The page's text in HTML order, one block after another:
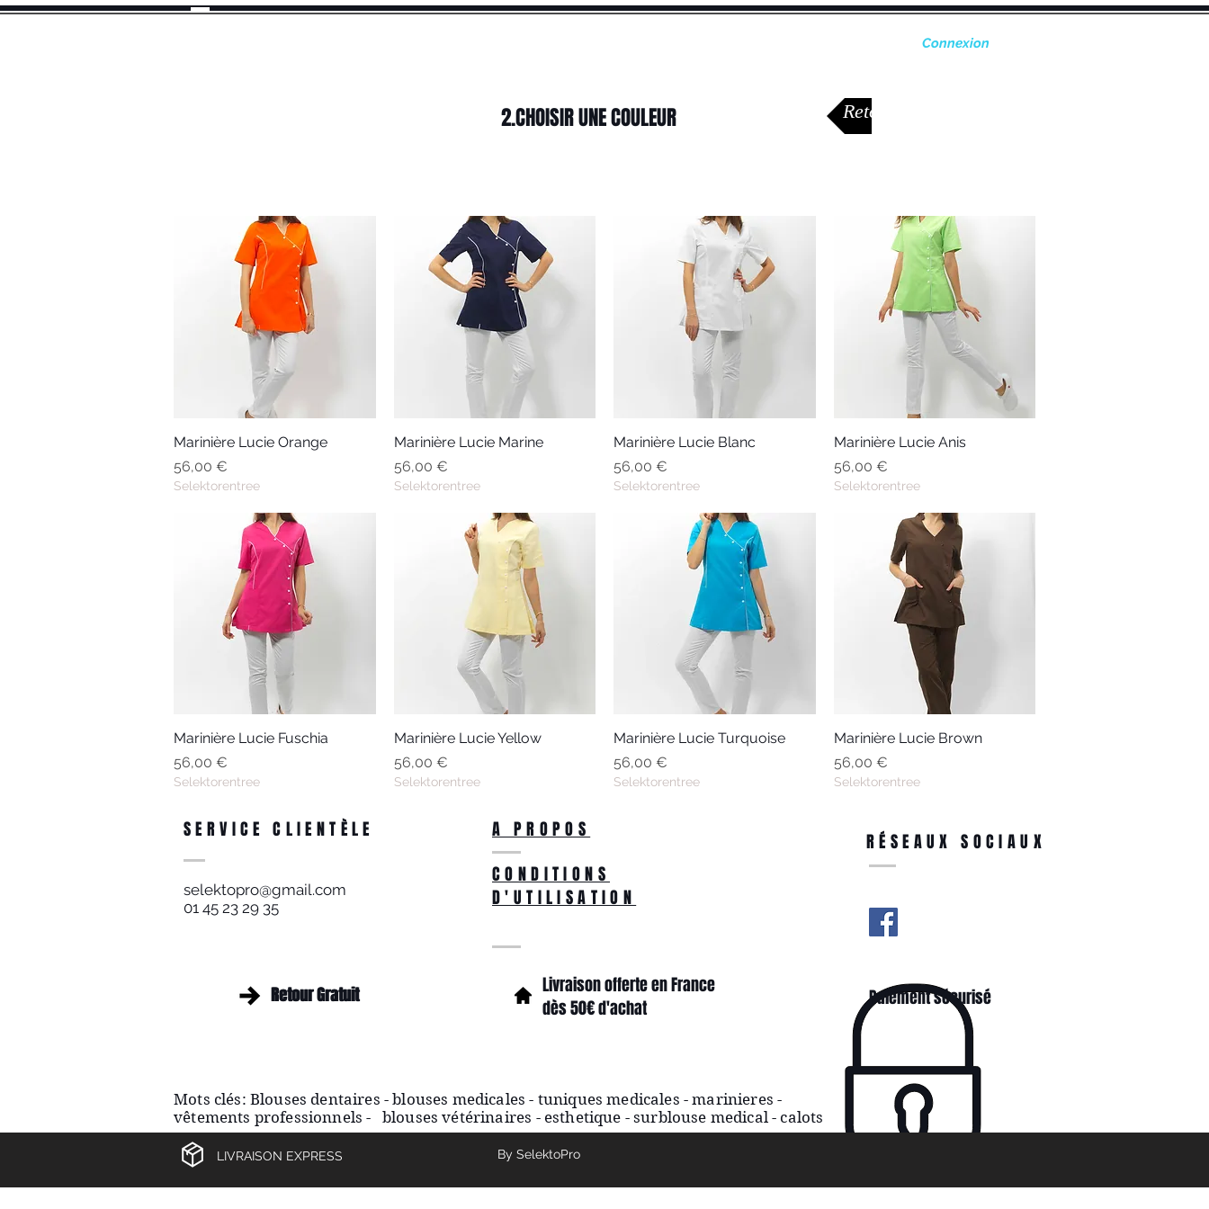
Connexion
2.CHOISIR UNE COULEUR Retour aux modèles
Aperçu rapide
Marinière Lucie Orange
Prix
56,00 €
Selektorentree
Aperçu rapide
Marinière Lucie Marine
Prix
56,00 €
Selektorentree
Aperçu rapide
Marinière Lucie Blanc
Prix
56,00 €
Selektorentree
Aperçu rapide
Marinière Lucie Anis
Prix
56,00 €
Selektorentree
Aperçu rapide
Marinière Lucie Fuschia
Prix
56,00 €
Selektorentree
Aperçu rapide
Marinière Lucie Yellow
Prix
56,00 €
Selektorentree
Aperçu rapide
Marinière Lucie Turquoise
Prix
56,00 €
Selektorentree
Aperçu rapide
Marinière Lucie Brown
Prix
56,00 €
Selektorentree
SERVICE CLIENTÈLE A PROPOS
selektopro@gmail.com
01 45 23 29 35
CONDITIONS
D'UTILISATION
RÉSEAUX SOCIAUX
Retour Gratuit
Retour Gratuit
Livraison offerte en France
dès 50€ d'achat
Paiement sécurisé
Mots clés: Blouses dentaires - blouses medicales - tuniques medicales - marinieres -
vêtements professionnels - blouses vétérinaires - esthetique - surblouse medical - calots
LIVRAISON EXPRESS By SelektoPro